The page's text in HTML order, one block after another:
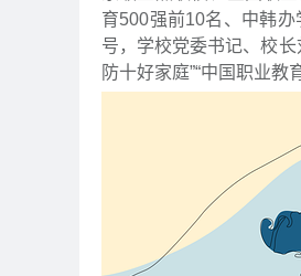
育500强前10名、中韩
号，学校党委书记、校长
防十好家庭”“中国职业